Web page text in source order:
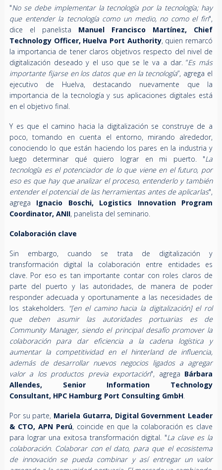
"No se debe implementar la tecnología por la tecnología; hay
que entender la tecnología como un medio, no como el fin",
dice el panelista Manuel Francisco Martínez, Chief
Technology Officer, Huelva Port Authority, quien remarcó
la importancia de tener claros objetivos respecto del nivel de
digitalización deseado y el uso que se le va a dar. “Es más
importante fijarse en los datos que en la tecnología”, agrega el
ejecutivo de Huelva, destacando nuevamente que la
importancia de la tecnología y sus aplicaciones digitales está
en el objetivo final.
Y es que el camino hacia la digitalización se construye de a
poco, tomando en cuenta el entorno, mirando alrededor,
conociendo lo que están haciendo los pares en la industria y
luego determinar qué quiero lograr en mi puerto. "La
tecnología es el potenciador de lo que viene en el futuro, por
eso es que hay que analizar el proceso, entenderlo y también
entender el potencial de las herramientas antes de aplicarlas",
agrega Ignacio Boschi, Logistics Innovation Program
Coordinator, ANII, panelista del seminario.
Colaboración clave
Sin embargo, cuando se trata de digitalización y
transformación digital la colaboración entre entidades es
clave. Por eso es tan importante contar con roles claros de
parte del puerto y las autoridades, de manera de poder
responder adecuada y oportunamente a las necesidades de
los stakeholders. "[en el camino hacia la digitalización] el rol
que deben asumir las autoridades portuarias es de
Community Manager, siendo el principal desafío promover la
colaboración para dar eficiencia a la cadena logística y
aumentar la competitividad en el hinterland de influencia,
además de desarrollar nuevos negocios ligados a agregar
valor a los productos previa exportación", agrega Bárbara
Allendes, Senior Information Technology
Consultant, HPC Hamburg Port Consulting GmbH.
Por su parte, Mariela Gutarra, Digital Government Leader
& CTO, APN Perú, coincide en que la colaboración es clave
para lograr una exitosa transformación digital. "La clave es la
colaboración. Colaborar con el dato, para que el ecosistema
de innovación se pueda combinar y así entregar un valor